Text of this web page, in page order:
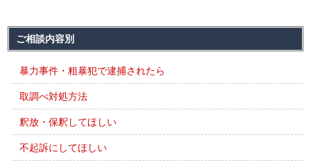
ご相談内容別
暴力事件・粗暴犯で逮捕されたら
取調べ対処方法
釈放・保釈してほしい
不起訴にしてほしい